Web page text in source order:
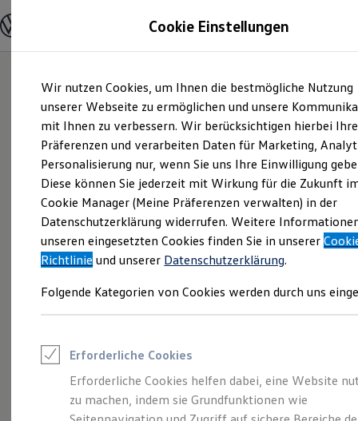
Hauptinhalt
springen
Footer
springen
Modelle und Konfigurator
Modelle vergleichen
Elektroautos
ENERGY Sondermodelle
Nutzfahrzeuge
SUV und CUV
Familienautos
Kombis
Kompaktwagen
Sportwagen
Schnell verfügbare Fahrzeuge
Angebote und Produkte
Aktuelle Angebote
E-Auto-Förderung
Volkswagen Marktplatz
Junge Gebrauchtwagen und Gebrauchtwagen
Saisonangebote
Leasing
Leasing-Angebote
Gebrauchtwagen Leasing
Abenteuer Leben. Der
Cookie Einstellungen
Wir nutzen Cookies, um Ihnen die bestmögliche Nutzung
unserer Webseite zu ermöglichen und unsere
mit Ihnen zu verbessern. Wir berücksichtigen hierbei Ihre
Präferenzen und verarbeiten Daten für Marketing,
Personalisierung nur, wenn Sie uns Ihre Einwilligung
Diese können Sie jederzeit mit Wirkung für die Zukunft
Cookie Manager (Meine Präferenzen verwalten) in der
Datenschutzerklärung widerrufen. Weitere
unseren eingesetzten Cookies finden Sie in unserer
Richtlinie und unserer Datenschutzerklärung.
Folgende Kategorien von Cookies werden durch uns
Erforderliche Cookies
Erforderliche Cookies helfen dabei, eine Website
zu machen, indem sie Grundfunktionen wie